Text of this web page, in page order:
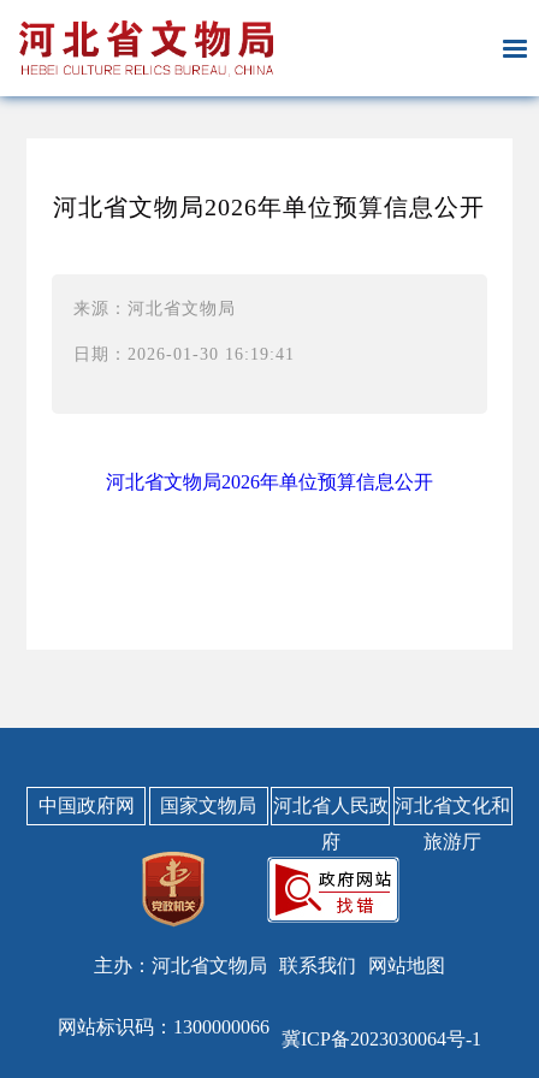
河北省文物局2026年单位预算信息公开
来源：河北省文物局
日期：2026-01-30 16:19:41
河北省文物局2026年单位预算信息公开
中国政府网 国家文物局
河北省人民政
府
河北省文化和
旅游厅
主办：河北省文物局 联系我们 网站地图
网站标识码：1300000066
冀ICP备2023030064号-1